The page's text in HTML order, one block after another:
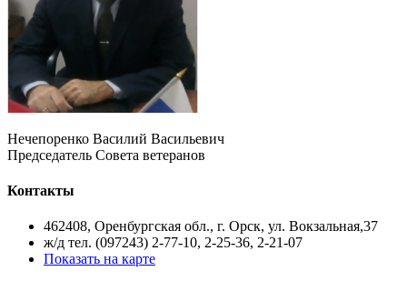
Нечепоренко Василий Васильевич
Председатель Совета ветеранов
Контакты
462408, Оренбургская обл., г. Орск, ул. Вокзальная,37
ж/д тел. (097243) 2-77-10, 2-25-36, 2-21-07
Показать на карте